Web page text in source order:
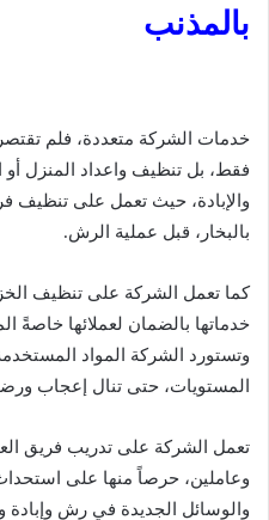
بالمذنب
خدمات الشركة متعددة، فلم
فقط، بل تنظيف واعداد المنزل أو
والإبادة، حيث تعمل على تنظيف
بالبخار، قبل عملية الرش.
كما تعمل الشركة على تنظيف
خدماتها بالضمان لعملائها خاصةً
وتستورد الشركة المواد
المستويات، حتى تنال إعجاب
تعمل الشركة على تدريب فريق
وعاملين، حرصاً منها على
والوسائل الجديدة في رش